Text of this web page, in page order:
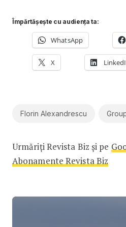
Împărtășește cu audiența ta:
WhatsApp
X
Florin Alexandrescu
Urmăriți Revista Biz și pe
Abonamente Revista Biz